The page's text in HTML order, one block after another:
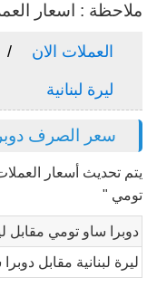
ملاحظة : اسعار
العملات الان
ليرة لبنانية
سعر الصرف
يتم تحديث أسعار
تومي "
دوبرا ساو تومي مقابل
ليرة لبنانية مقابل